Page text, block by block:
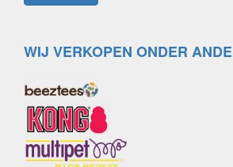
WIJ VERKOPEN ONDER